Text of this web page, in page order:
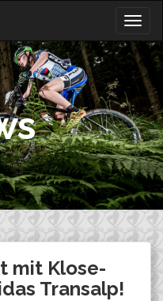
mit Klose-
Transalp!